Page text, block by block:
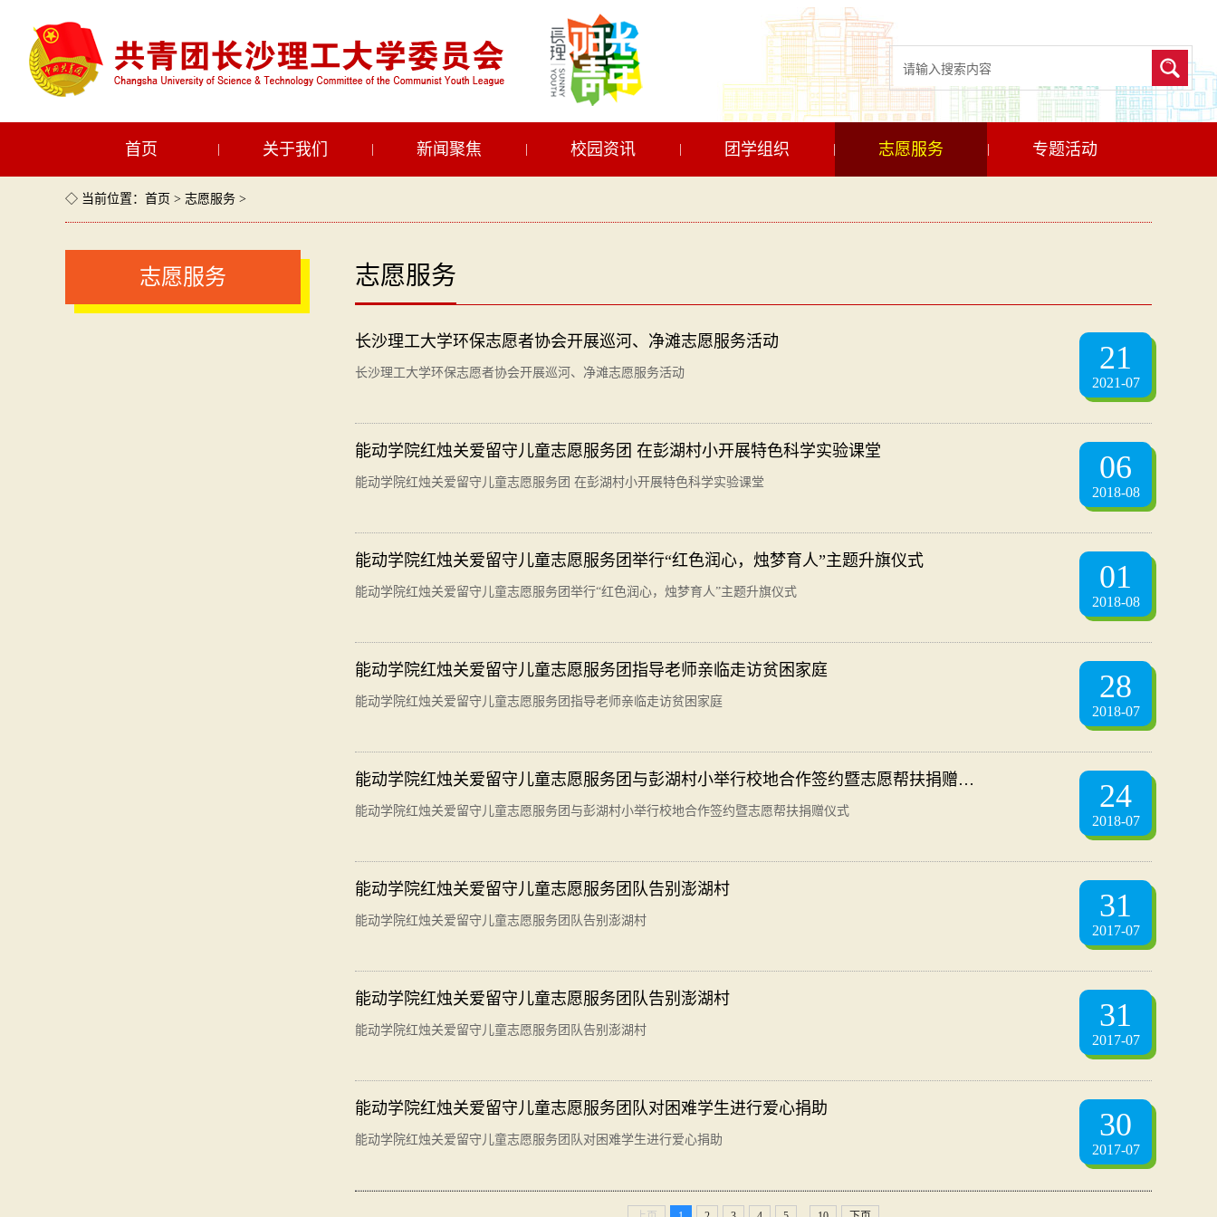
首页 关于我们 新闻聚焦 校园资讯 团学组织 志愿服务 专题活动
◇ 当前位置： 首页 > 志愿服务 >
志愿服务 志愿服务
21
2021-07
长沙理工大学环保志愿者协会开展巡河、净滩志愿服务活动
长沙理工大学环保志愿者协会开展巡河、净滩志愿服务活动
06
2018-08
能动学院红烛关爱留守儿童志愿服务团 在彭湖村小开展特色科学实验课堂
能动学院红烛关爱留守儿童志愿服务团 在彭湖村小开展特色科学实验课堂
01
2018-08
能动学院红烛关爱留守儿童志愿服务团举行“红色润心，烛梦育人”主题升旗仪式
能动学院红烛关爱留守儿童志愿服务团举行“红色润心，烛梦育人”主题升旗仪式
28
2018-07
能动学院红烛关爱留守儿童志愿服务团指导老师亲临走访贫困家庭
能动学院红烛关爱留守儿童志愿服务团指导老师亲临走访贫困家庭
24
2018-07
能动学院红烛关爱留守儿童志愿服务团与彭湖村小举行校地合作签约暨志愿帮扶捐赠…
能动学院红烛关爱留守儿童志愿服务团与彭湖村小举行校地合作签约暨志愿帮扶捐赠仪式
31
2017-07
能动学院红烛关爱留守儿童志愿服务团队告别澎湖村
能动学院红烛关爱留守儿童志愿服务团队告别澎湖村
31
2017-07
能动学院红烛关爱留守儿童志愿服务团队告别澎湖村
能动学院红烛关爱留守儿童志愿服务团队告别澎湖村
30
2017-07
能动学院红烛关爱留守儿童志愿服务团队对困难学生进行爱心捐助
能动学院红烛关爱留守儿童志愿服务团队对困难学生进行爱心捐助